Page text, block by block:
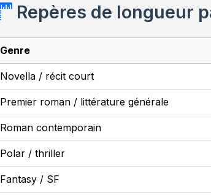
Repères de longueur
Genre
Novella / récit court
Premier roman / littérature générale
Roman contemporain
Polar / thriller
Fantasy / SF